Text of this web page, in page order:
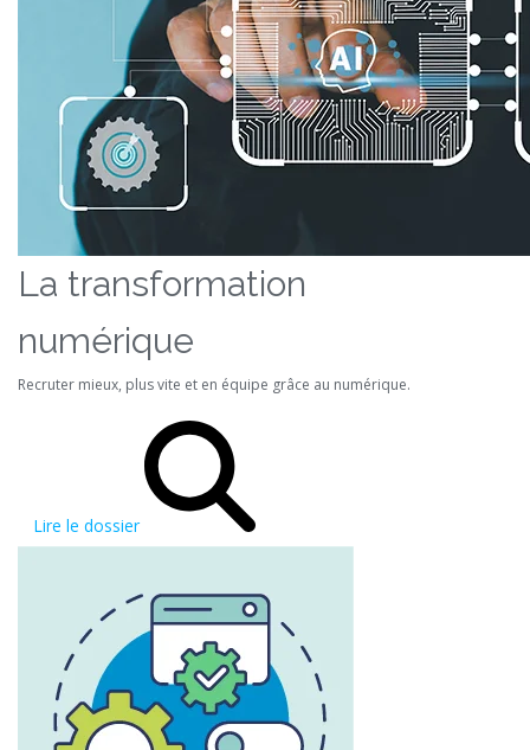
La transformation
numérique
Recruter mieux, plus vite et en équipe grâce au numérique.
Lire le dossier